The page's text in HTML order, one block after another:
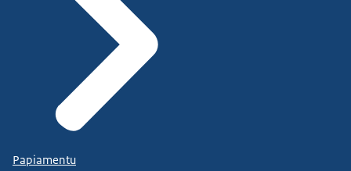
Papiamentu